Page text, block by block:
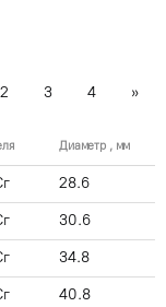
2 3 4 »
Диаметр , мм
28.6
30.6
34.8
40.8